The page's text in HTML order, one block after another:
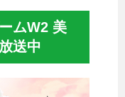
ムW2 美
送中